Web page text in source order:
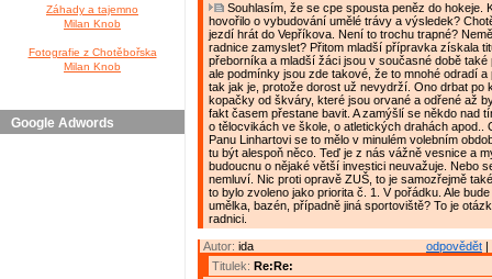
Záhady a tajemno
Milan Knob
Fotografie z Chotěbořska
Milan Knob
Google Adwords
Souhlasím, že se cpe spousta peněz do hokeje.
hovořilo o vybudování umělé trávy a výsledek?
jezdí hrát do Vepříkova. Není to trochu trapné?
radnice zamyslet? Přitom mladší přípravka získala
přeborníka a mladší žáci jsou v současné době také
ale podmínky jsou zde takové, že to mnohé odradí a
tak jak je, protože dorost už nevydrží. Ono drbat po
kopačky od škváry, které jsou orvané a odřené až
fakt časem přestane bavit. A zamýšlí se někdo nad
o tělocvikách ve škole, o atletických drahách apod..
Panu Linhartovi se to mělo v minulém volebním
tu být alespoň něco. Teď je z nás vážně vesnice a
budoucnu o nějaké větší investici neuvažuje. Nebo
nemluví. Nic proti opravě ZUŠ, to je samozřejmě
to bylo zvoleno jako priorita č. 1. V pořádku. Ale
umělka, bazén, případně jiná sportoviště? To je
radnici.
odpovědět |
Autor: ida
Titulek: Re:Re: